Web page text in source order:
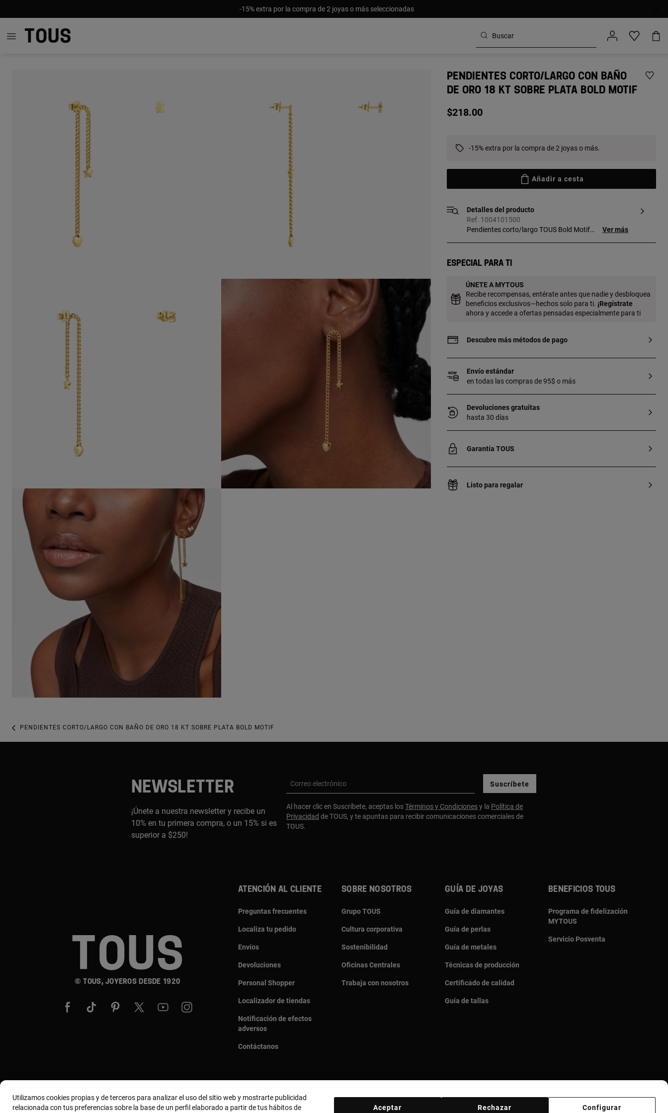
-15% extra por la compra de 2 joyas o más seleccionadas
PENDIENTES CORTO/LARGO CON BAÑO
DE ORO 18 KT SOBRE PLATA BOLD MOTIF
$218.00
-15% extra por la compra de 2 joyas o más.
Añadir a cesta
Detalles del producto
Ref. 1004101500
Pendientes corto/largo TOUS Bold Motif
y corazón. Pendiente corto: oso. Tamaño
fabricada con plata de primera ley con
baño de oro de 18 a 23 kt y 3 micras de
espesor. Esta calidad garantiza una
mayor durabilidad de la joya.
Ver más
Especial para ti
ÚNETE A MYTOUS
Recibe recompensas, entérate antes que nadie y desbloquea
beneficios exclusivos—hechos solo para ti. ¡Regístrate
ahora y accede a ofertas pensadas especialmente para ti
Descubre más métodos de pago
Envío estándar
en todas las compras de 95$ o más
Devoluciones gratuitas
hasta 30 días
Garantía TOUS
Listo para regalar
PENDIENTES CORTO/LARGO CON BAÑO DE ORO 18 KT SOBRE PLATA BOLD MOTIF
NEWSLETTER
¡Únete a nuestra newsletter y recibe un
10% en tu primera compra, o un 15% si es
superior a $250!
Correo electrónico Suscríbete
Al hacer clic en Suscríbete, aceptas losTérminos y Condicionesy la Política de
Privacidad de TOUS, y te apuntas para recibir comunicaciones comerciales de
TOUS.
© TOUS, JOYEROS DESDE 1920
ATENCIÓN AL CLIENTE
Preguntas frecuentes
Localiza tu pedido
Envíos
Devoluciones
Personal Shopper
Localizador de tiendas
Notificación de efectos
adversos
Contáctanos
SOBRE NOSOTROS
Grupo TOUS
Cultura corporativa
Sostenibilidad
Oficinas Centrales
Trabaja con nosotros
GUÍA DE JOYAS
Guía de diamantes
Guía de perlas
Guía de metales
Técnicas de producción
Certificado de calidad
Guía de tallas
BENEFICIOS TOUS
Programa de fidelización
MYTOUS
Servicio Posventa
País y moneda: United States Of America / US Dollar
Utilizamos cookies propias y de terceros para analizar el uso del sitio web y mostrarte publicidad
relacionada con tus preferencias sobre la base de un perfil elaborado a partir de tus hábitos de
Configurar
Rechazar
Aceptar